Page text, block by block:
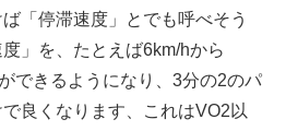
「停滞速度」とでも呼べそう
」を、たとえば6km/hから
できるようになり、3分の2のパ
良くなります、これはVO2以